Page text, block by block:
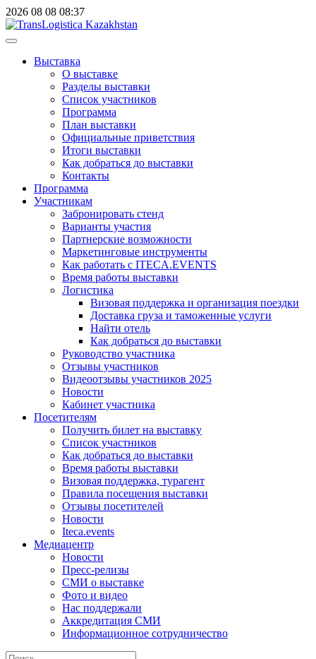
2026 08 08 08:37
Выставка
О выставке
Разделы выставки
Список участников
Программа
План выставки
Официальные приветствия
Итоги выставки
Как добраться до выставки
Контакты
Программа
Участникам
Забронировать стенд
Варианты участия
Партнерские возможности
Маркетинговые инструменты
Как работать с ITECA.EVENTS
Время работы выставки
Логистика
Визовая поддержка и организация поездки
Доставка груза и таможенные услуги
Найти отель
Как добраться до выставки
Руководство участника
Отзывы участников
Видеоотзывы участников 2025
Новости
Кабинет участника
Посетителям
Получить билет на выставку
Список участников
Как добраться до выставки
Время работы выставки
Визовая поддержка, турагент
Правила посещения выставки
Отзывы посетителей
Новости
Iteca.events
Медиацентр
Новости
Пресс-релизы
СМИ о выставке
Фото и видео
Нас поддержали
Аккредитация СМИ
Информационное сотрудничество